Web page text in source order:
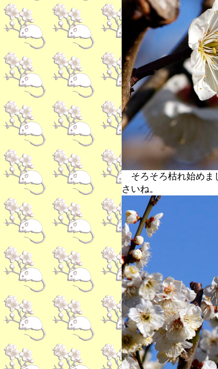
そろそろ枯れ始めま
さいね。